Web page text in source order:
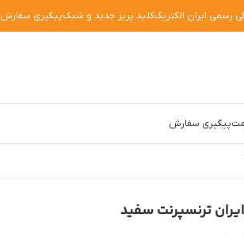
رسمی ایران الکتریککلید پریز جدید و شیکپیگیری سفارش
پیگیری سفارش
ترنسپرنت سفید